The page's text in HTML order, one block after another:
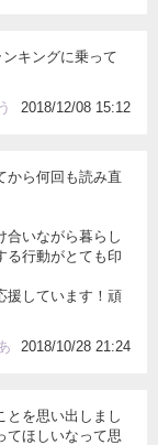
キングに乗って
2018/12/08 15:12
から何回も読み直
合いながら暮らし
る行動がとても印
援しています！頑
2018/10/28 21:24
とを思い出しまし
てほしいなって思